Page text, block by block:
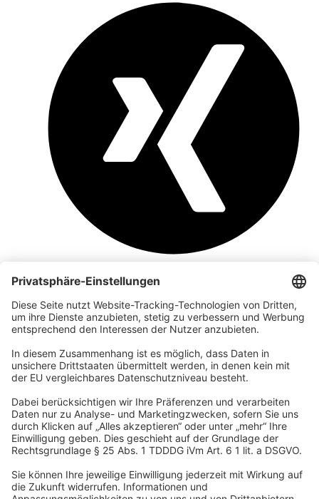
Unternehmen
Wir sind Teil der REWE Group und ihrer Touristiksparte
DERTOUR Group. Damit gehören wir zu einer der größten
touristischen Unternehmensgruppen in Europa.
© 2026 Urban Nature